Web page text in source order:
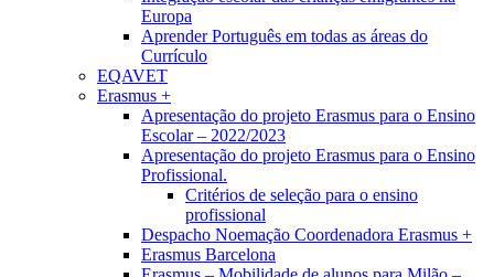
Europa
Aprender Português em todas as áreas do
Currículo
EQAVET
Erasmus +
Apresentação do projeto Erasmus para o Ensino
Escolar – 2022/2023
Apresentação do projeto Erasmus para o Ensino
Profissional.
Critérios de seleção para o ensino
profissional
Despacho Noemação Coordenadora Erasmus +
Erasmus Barcelona